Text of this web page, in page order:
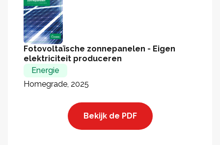
Fotovoltaïsche zonnepanelen - Eigen
elektriciteit produceren
Energie
Homegrade, 2025
Bekijk de PDF